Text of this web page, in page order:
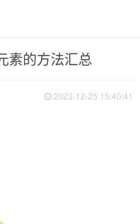
素的方法汇总
2023-12-25 15:40:41